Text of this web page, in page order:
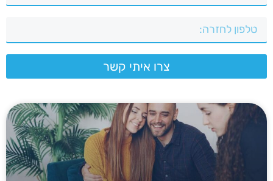
צרו איתי קשר